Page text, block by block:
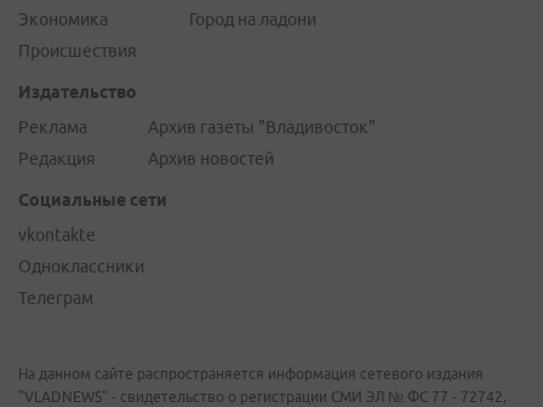
Экономика
Происшествия
Город на ладони
Издательство
Реклама
Редакция
Архив газеты "Владивосток"
Архив новостей
Социальные сети
vkontakte
Одноклассники
Телеграм
На данном сайте распространяется информация сетевого издания
"VLADNEWS" - свидетельство о регистрации СМИ ЭЛ № ФС 77 - 72742,